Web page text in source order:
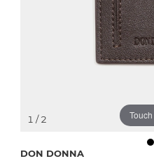
1 / 2
DON DONNA